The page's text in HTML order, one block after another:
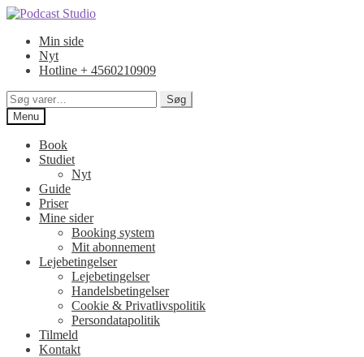
Spring
navigation
Spring
indholdMin side
Nyt
Hotline + 4560210909
Søg
efter:
Søg
Menu
Book
Studiet
Nyt
Guide
Priser
Mine sider
Booking system
Mit abonnement
Lejebetingelser
Lejebetingelser
Handelsbetingelser
Cookie & Privatlivspolitik
Persondatapolitik
Tilmeld
Kontakt